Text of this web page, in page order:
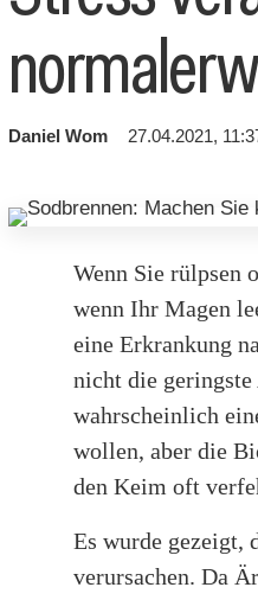
Daniel Wom 27.04.2021,
Wenn Sie rülpsen
wenn Ihr Magen
eine Erkrankung
nicht die
wahrscheinlich
wollen, aber die
den Keim oft
Es wurde gezeigt,
verursachen. Da